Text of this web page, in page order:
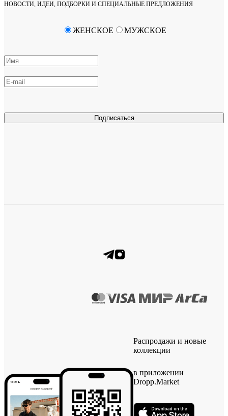
НОВОСТИ, ИДЕИ, ПОДБОРКИ И СПЕЦИАЛЬНЫЕ ПРЕДЛОЖЕНИЯ
Подписаться
ЖЕНСКОЕ МУЖСКОЕ
Распродажи и новые
коллекции
в приложении
Dropp.Market